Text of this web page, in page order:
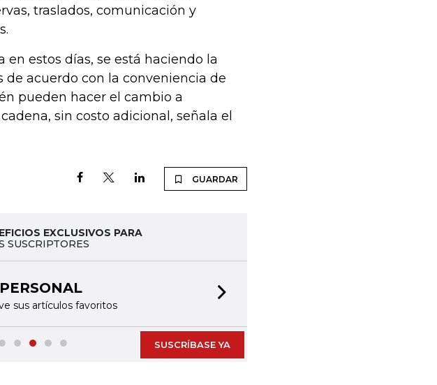
traslados, comunicación y
estos días, se está haciendo la
acuerdo con la conveniencia de
pueden hacer el cambio a
sin costo adicional, señala el
GUARDAR
EXCLUSIVOS PARA
SUSCRIPTORES
sus artículos favoritos
SUSCRÍBASE YA